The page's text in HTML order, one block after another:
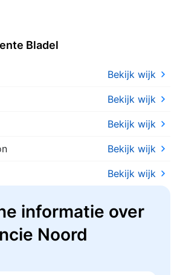
Bladel
Bekijk wijk
Bekijk wijk
Bekijk wijk
Bekijk wijk
Bekijk wijk
informatie over
Noord